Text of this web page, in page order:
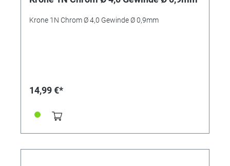
Krone 1N Chrom Ø 4,0 Gewinde Ø 0,9mm
14,99 €*